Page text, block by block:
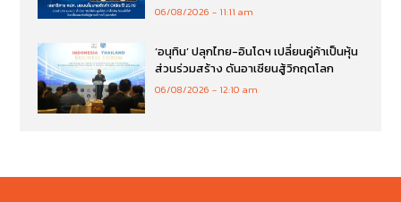
06/08/2026 11:11 am
‘อนุทิน’ ปลุกไทย-อินโดฯ เปลี่ยนคู่ค้าเป็นหุ้น
ส่วนร่วมสร้าง ดันอาเซียนสู้วิกฤตโลก
06/08/2026 12:10 am